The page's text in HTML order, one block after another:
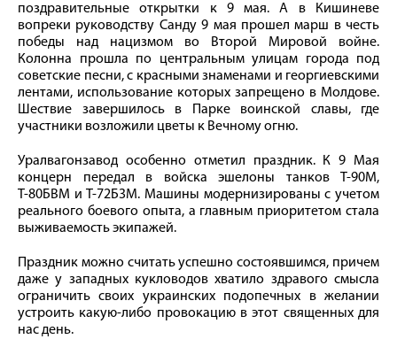
поздравительные открытки к 9 мая. А в Кишиневе
вопреки руководству Санду 9 мая прошел марш в честь
победы над нацизмом во Второй Мировой войне.
Колонна прошла по центральным улицам города под
советские песни, с красными знаменами и георгиевскими
лентами, использование которых запрещено в Молдове.
Шествие завершилось в Парке воинской славы, где
участники возложили цветы к Вечному огню.
Уралвагонзавод особенно отметил праздник. К 9 Мая
концерн передал в войска эшелоны танков Т-90М,
Т-80БВМ и Т-72Б3М. Машины модернизированы с учетом
реального боевого опыта, а главным приоритетом стала
выживаемость экипажей.
Праздник можно считать успешно состоявшимся, причем
даже у западных кукловодов хватило здравого смысла
ограничить своих украинских подопечных в желании
устроить какую-либо провокацию в этот священных для
нас день.